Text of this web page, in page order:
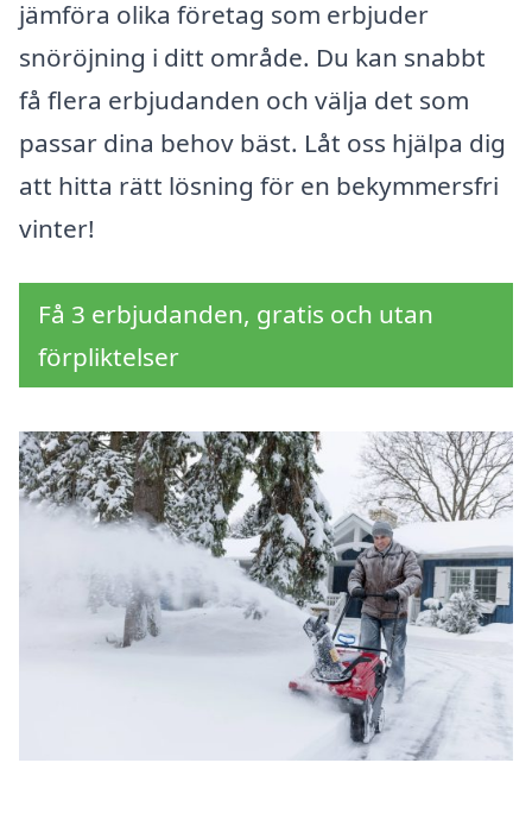
jämföra olika företag som erbjuder
snöröjning i ditt område. Du kan snabbt
få flera erbjudanden och välja det som
passar dina behov bäst. Låt oss hjälpa dig
att hitta rätt lösning för en bekymmersfri
vinter!
Få 3 erbjudanden, gratis och utan
förpliktelser